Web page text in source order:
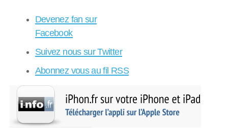
Devenez fan sur
Facebook
Suivez nous sur Twitter
Abonnez vous au fil RSS